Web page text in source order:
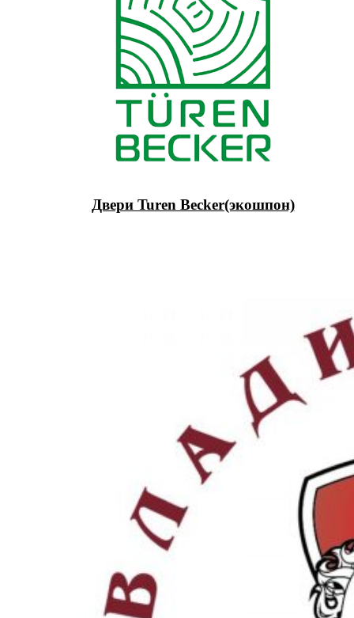
Двери Turen Becker(экошпон)